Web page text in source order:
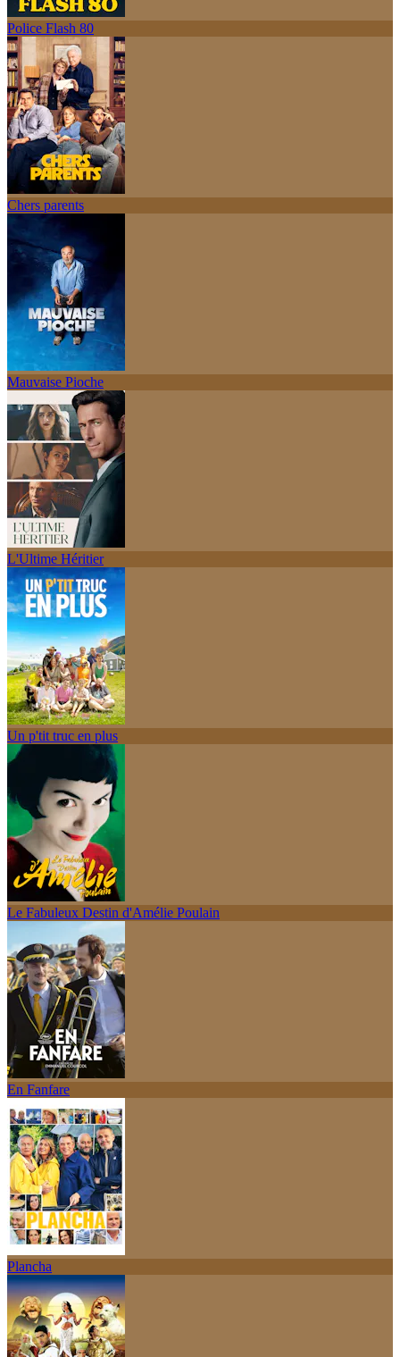
Police Flash 80
Chers parents
Mauvaise Pioche
L'Ultime Héritier
Un p'tit truc en plus
Le Fabuleux Destin d'Amélie Poulain
En Fanfare
Plancha